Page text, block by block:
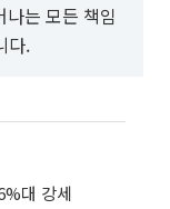
는 모든 책임
다.
대 강세